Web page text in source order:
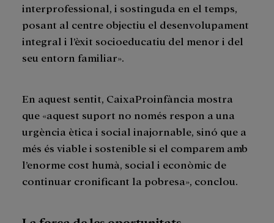
interprofessional, i sostinguda en el temps,
posant al centre objectiu el desenvolupament
integral i l’èxit socioeducatiu del menor i del
seu entorn familiar».
En aquest sentit, CaixaProinfància mostra
que «aquest suport no només respon a una
urgència ètica i social inajornable, sinó que a
més és viable i sostenible si el comparem amb
l’enorme cost humà, social i econòmic de
continuar cronificant la pobresa», conclou.